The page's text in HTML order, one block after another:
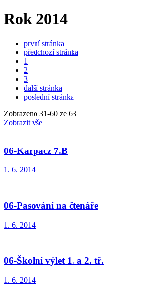
Rok 2014
první stránka
předchozí stránka
1
2
3
další stránka
poslední stránka
Zobrazeno 31-60 ze 63
Zobrazit vše
06-Karpacz 7.B
1. 6. 2014
06-Pasování na čtenáře
1. 6. 2014
06-Školní výlet 1. a 2. tř.
1. 6. 2014